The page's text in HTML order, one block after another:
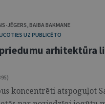
JĒGERS,BAIBA BAKMANE
UZ PUBLICĒTO
arhitektūra
koncentrēti atspoguļot